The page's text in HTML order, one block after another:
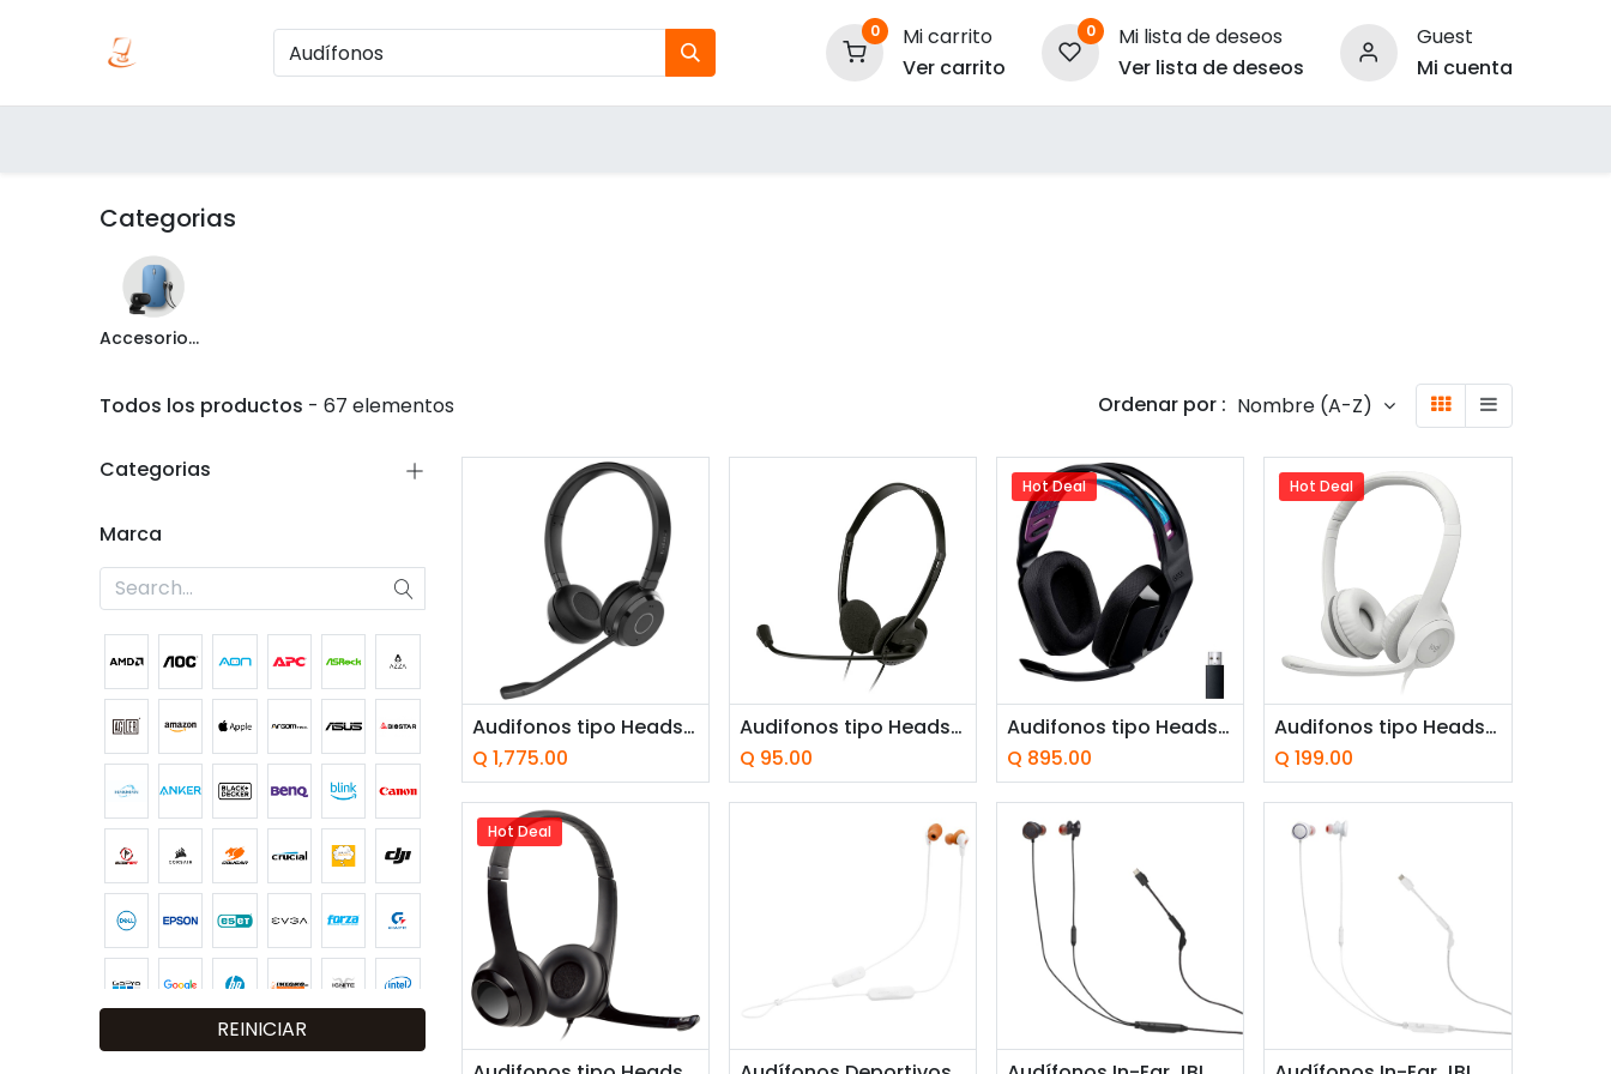
0
Mi carrito
Ver carrito
0
Mi lista de deseos
Ver lista de deseos
Guest
Mi cuenta
Categorias
Accesorios de Computo
Todos los productos - 67 elementos Ordenar por : Nombre (A-Z)
Categorias
Marca
REINICIAR
Añadir a la cesta Audifonos tipo Headset Jabra Evolve 65 TE Bluetooth USB-C con Micrófono Negro
Q 1,775.00
Añadir a la cesta Audifonos tipo Headset Klip Xtreme KSH-290 USB con Micrófono Negros
Q 95.00
Hot Deal
Añadir a la cesta Audifonos tipo Headset Logitech G535 Lightspeed USB 3.5mm con Micrófono Negro
Q 895.00
Hot Deal
Añadir a la cesta Audifonos tipo Headset Logitech H390 USB con Micrófono Blanco
Q199.00
Hot Deal